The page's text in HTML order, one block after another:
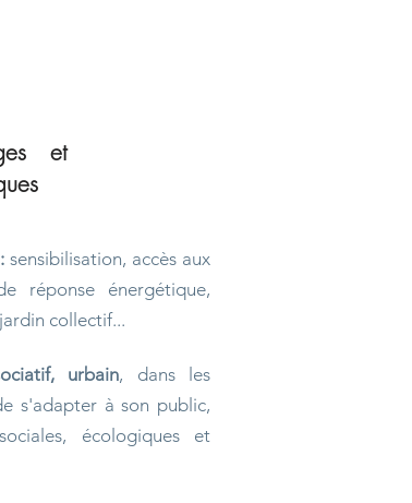
et
:sensibilisation, accès aux
réponse énergétique,
collectif...
urbain, dans les
s'adapter à son public,
écologiques et